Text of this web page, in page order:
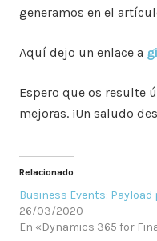
generamos en el
Aquí dejo un enlace a
Espero que os resulte
mejoras. ¡Un saludo
Relacionado
Business Events:
26/03/2020
En «Dynamics 365 for